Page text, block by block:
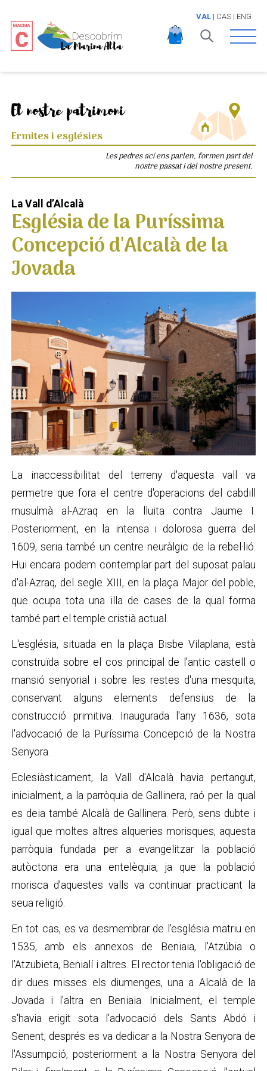
VAL| CAS| ENG
Open
El nostre patrimoni
Ermites i esglésies
Les pedres ací ens parlen, formen part del
nostre passat i del nostre present.
La Vall d’Alcalà
Església de la Puríssima
Concepció d'Alcalà de la
Jovada
La inaccessibilitat del terreny d'aquesta vall va
permetre que fora el centre d'operacions del cabdill
musulmà al-Azraq en la lluita contra Jaume I.
Posteriorment, en la intensa i dolorosa guerra del
1609, seria també un centre neuràlgic de la rebel·lió.
Hui encara podem contemplar part del suposat palau
d'al-Azraq, del segle XIII, en la plaça Major del poble,
que ocupa tota una illa de cases de la qual forma
també part el temple cristià actual.
L'església, situada en la plaça Bisbe Vilaplana, està
construïda sobre el cos principal de l'antic castell o
mansió senyorial i sobre les restes d'una mesquita,
conservant alguns elements defensius de la
construcció primitiva. Inaugurada l'any 1636, sota
l'advocació de la Puríssima Concepció de la Nostra
Senyora.
Eclesiàsticament, la Vall d'Alcalà havia pertangut,
inicialment, a la parròquia de Gallinera, raó per la qual
es deia també Alcalà de Gallinera. Però, sens dubte i
igual que moltes altres alqueries morisques, aquesta
parròquia fundada per a evangelitzar la població
autòctona era una entelèquia, ja que la població
morisca d’aquestes valls va continuar practicant la
seua religió.
En tot cas, es va desmembrar de l'església matriu en
1535, amb els annexos de Beniaia, l'Atzúbia o
l'Atzubieta, Benialí i altres. El rector tenia l'obligació de
dir dues misses els diumenges, una a Alcalà de la
Jovada i l'altra en Beniaia. Inicialment, el temple
s'havia erigit sota l'advocació dels Sants Abdó i
Senent, després es va dedicar a la Nostra Senyora de
l'Assumpció, posteriorment a la Nostra Senyora del